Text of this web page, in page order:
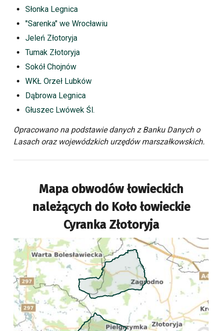
Mapa obwodów łowieckich
należących do Koło łowieckie
Cyranka Złotoryja
Słonka Legnica
"Sarenka" we Wrocławiu
Jeleń Złotoryja
Tumak Złotoryja
Sokół Chojnów
WKŁ Orzeł Lubków
Dąbrowa Legnica
Głuszec Lwówek Śl.
Opracowano na podstawie danych z Banku Danych o
Lasach oraz wojewódzkich urzędów marszałkowskich.